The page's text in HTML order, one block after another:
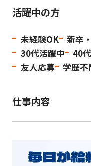
活躍中の方
未経験OK 新卒
30代活躍中
40
友人応募
学歴不
仕事内容